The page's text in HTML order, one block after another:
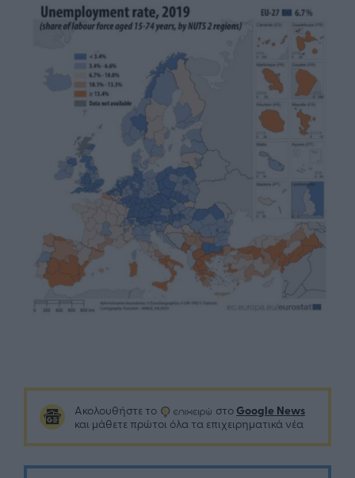
Ακολουθήστε το στο Google News
και μάθετε πρώτοι όλα τα επιχειρηματικά νέα